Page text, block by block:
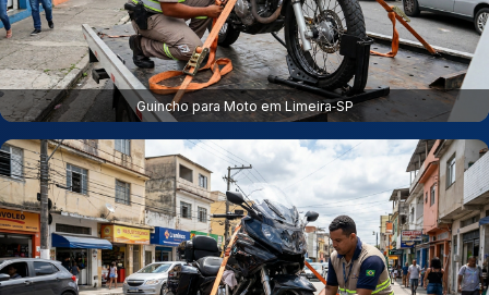
Guincho para Moto em Limeira‑SP